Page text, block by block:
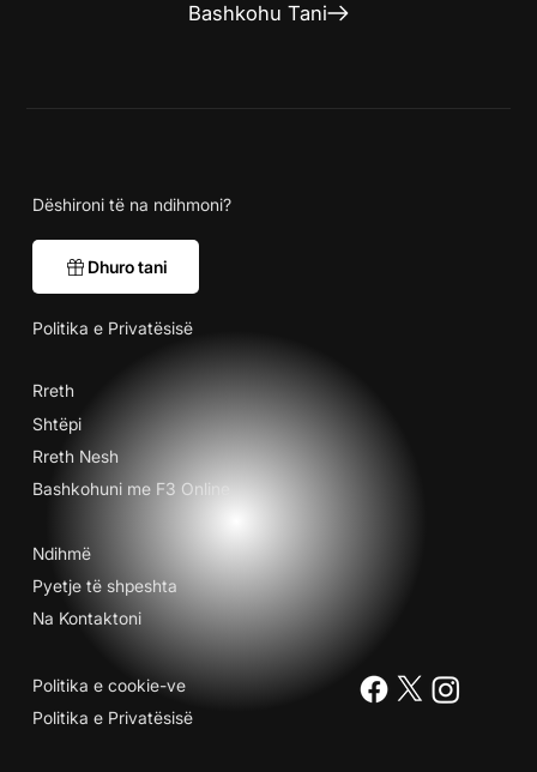
Bashkohu Tani
Ndihmë
Pyetje të shpeshta
Na Kontaktoni
Rreth
Shtëpi
Rreth Nesh
Bashkohuni me F3 Online
Politika e cookie-ve
Politika e Privatësisë
Dëshironi të na ndihmoni?
Dhuro tani
Politika e Privatësisë